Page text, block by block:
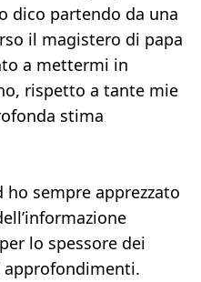
dico partendo da una
il magistero di papa
a mettermi in
rispetto a tante mie
stima
sempre apprezzato
lo spessore dei